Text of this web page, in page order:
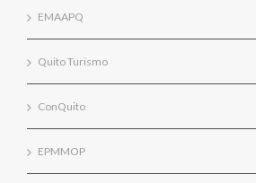
EMAAPQ
Quito Turismo
ConQuito
EPMMOP